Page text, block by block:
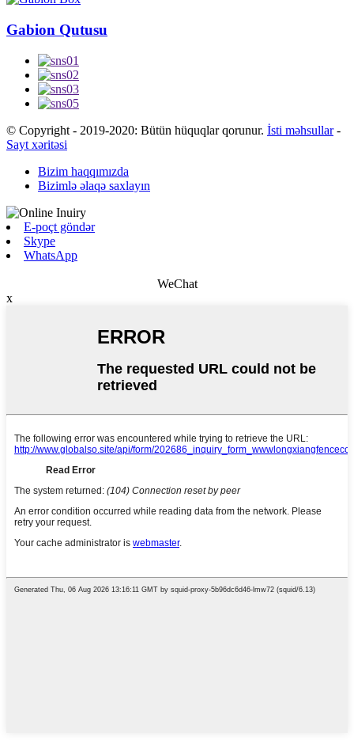
Gabion Qutusu
© Copyright - 2019-2020: Bütün hüquqlar qorunur. İsti məhsullar-
Sayt xəritəsi
Bizim haqqımızda
Bizimlə əlaqə saxlayın
E-poçt göndər
Skype
WhatsApp
WeChat
x